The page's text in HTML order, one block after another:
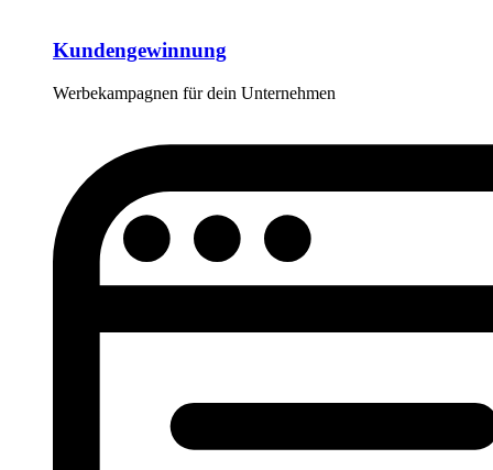
Kundengewinnung
Werbekampagnen für dein Unternehmen